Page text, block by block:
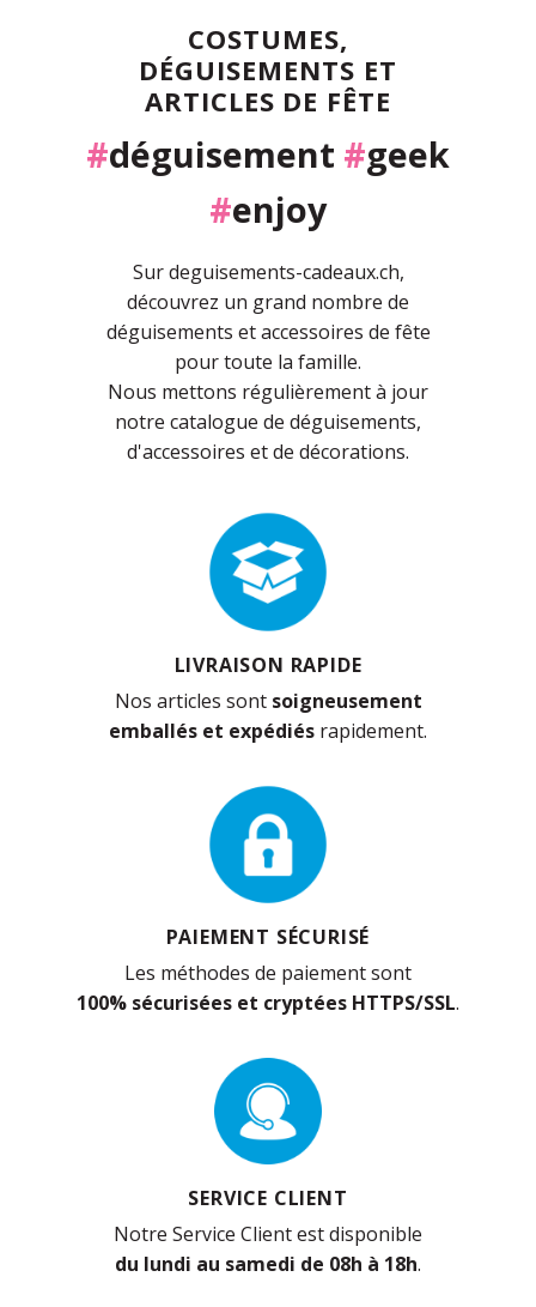
COSTUMES,
DÉGUISEMENTS ET
ARTICLES DE FÊTE
#déguisement #geek
#enjoy
Sur deguisements-cadeaux.ch,
découvrez un grand nombre de
déguisements et accessoires de fête
pour toute la famille.
Nous mettons régulièrement à jour
notre catalogue de déguisements,
d'accessoires et de décorations.
LIVRAISON RAPIDE
Nos articles sont soigneusement
emballés et expédiés rapidement.
PAIEMENT SÉCURISÉ
Les méthodes de paiement sont
100% sécurisées et cryptées HTTPS/SSL.
SERVICE CLIENT
Notre Service Client est disponible
du lundi au samedi de 08h à 18h.